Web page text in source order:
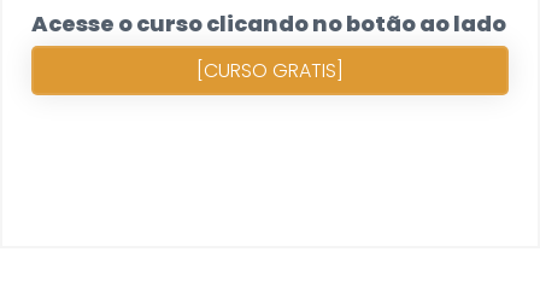
Acesse o curso clicando no botão ao lado
[CURSO GRATIS]